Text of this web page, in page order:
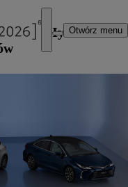
Otwórz menu
in Hybrid